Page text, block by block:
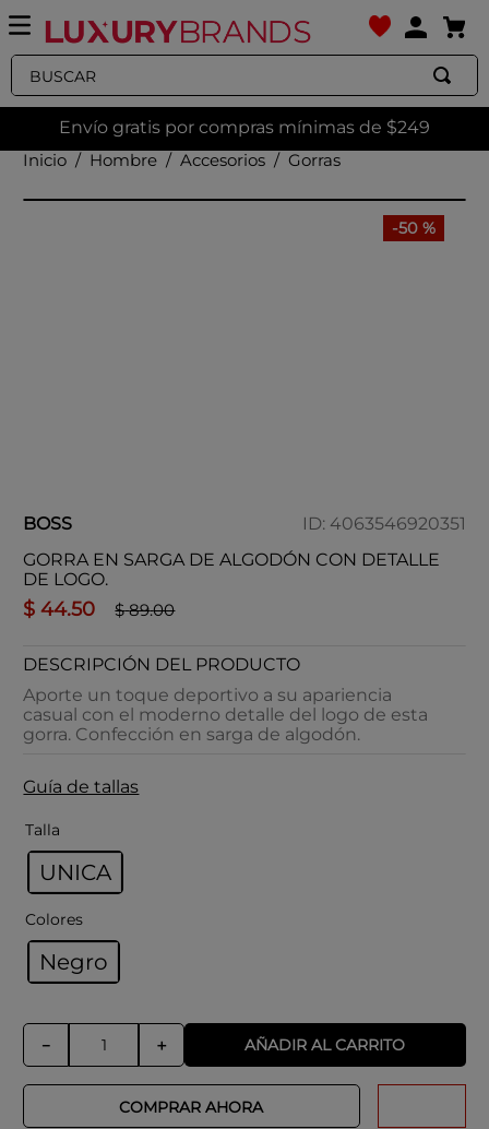
Buscar
Envío gratis por compras mínimas de $249
Hombre
Accesorios Gorras
-50 %
BOSS ID: 4063546920351
GORRA EN SARGA DE ALGODÓN CON DETALLE
DE LOGO.
$ 44.50 $ 89.00
DESCRIPCIÓN DEL PRODUCTO
Aporte un toque deportivo a su apariencia
casual con el moderno detalle del logo de esta
gorra. Confección en sarga de algodón.
Guía de tallas
Talla
UNICA
Colores
Negro
＋
－ AÑADIR AL CARRITO
COMPRAR AHORA